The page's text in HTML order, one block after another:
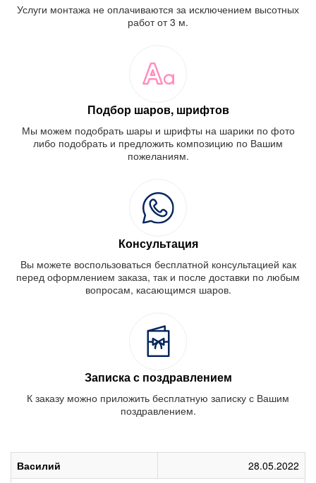
Услуги монтажа не оплачиваются за исключением высотных
работ от 3 м.
Подбор шаров, шрифтов
Мы можем подобрать шары и шрифты на шарики по фото
либо подобрать и предложить композицию по Вашим
пожеланиям.
Консультация
Вы можете воспользоваться бесплатной консультацией как
перед оформлением заказа, так и после доставки по любым
вопросам, касающимся шаров.
Записка с поздравлением
К заказу можно приложить бесплатную записку с Вашим
поздравлением.
Василий
28.05.2022